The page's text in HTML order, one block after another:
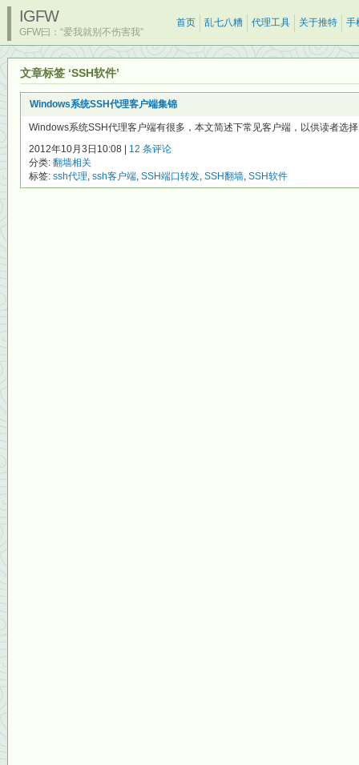
IGFW
GFW曰：“爱我就别不伤害我”
首页 乱七八糟 代理工具 关于推特 手
文章标签 ‘SSH软件’
Windows系统SSH代理客户端集锦
Windows系统SSH代理客户端有很多，本文简述下常见客户端，以供读者选
2012年10月3日10:08 | 12 条评论
分类: 翻墙相关
标签: ssh代理, ssh客户端, SSH端口转发, SSH翻墙, SSH软件